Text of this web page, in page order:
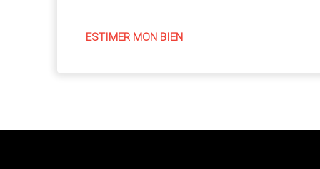
ESTIMER MON BIEN